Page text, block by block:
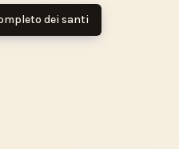
dei santi